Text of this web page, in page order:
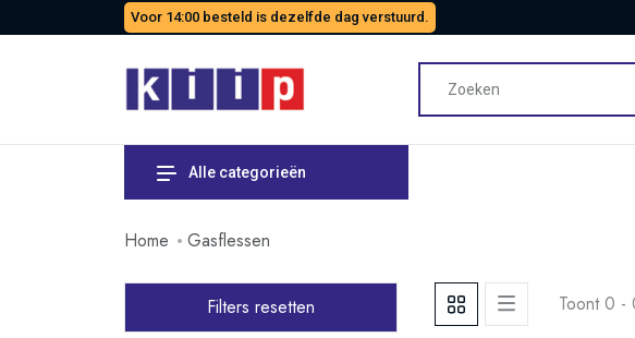
Voor 14:00 besteld is dezelfde dag verstuurd.
Alle categorieën
Home Gasflessen
Filters resetten Toont 0 -